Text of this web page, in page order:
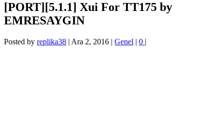
[PORT][5.1.1] Xui For TT175 by
EMRESAYGIN
Posted by replika38 | Ara 2, 2016 | Genel | 0 |